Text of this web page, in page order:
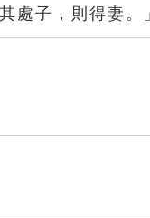
處子，則得妻。